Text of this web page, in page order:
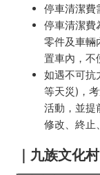
停車清潔費
停車清潔費
零件及車輛
置車內，不
如遇不可抗
等天災)，
活動，並提
修改、終止
｜九族文化